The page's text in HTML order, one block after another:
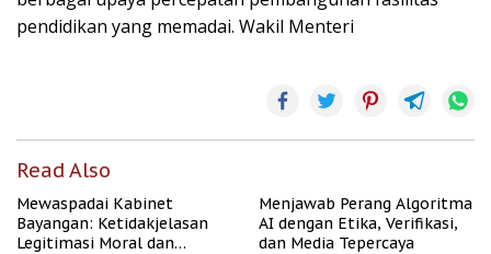
pendidikan yang memadai. Wakil Menteri
Read Also
Mewaspadai Kabinet
Bayangan: Ketidakjelasan
Legitimasi Moral dan
Menjawab Perang Algoritma
AI dengan Etika, Verifikasi,
dan Media Tepercaya